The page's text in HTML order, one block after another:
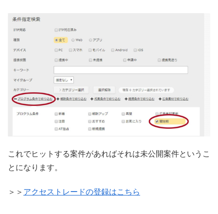
これでヒットする案件があればそれは未公開案件というこ
とになります。
＞＞ アクセストレードの登録はこちら